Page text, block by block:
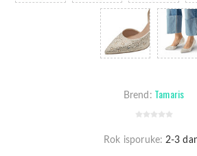
Brend: Tamaris
Rok isporuke: 2-3